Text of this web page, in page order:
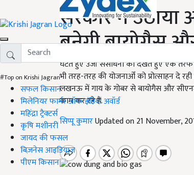
#Top on Krishi Jagran
सफल किसान
मिलेनियर फार्मर ऑफ इंडिया अवॉर्ड
महिंद्रा ट्रैक्टर्स
कृषि मशीनरी
जायद की फसल
बिज़नेस आइडियाज
पीएम किसान
सरकार ने
बनेगी बायोगैस
घटते हुए उर्जा संसाधनों को देखते हुए एक तरफ
भी तरह-तरह की योजनाओँ को प्रोत्साहन दे
लखनऊ में गाय के गोबर से बायोगैस और
काम कर रहे हैं.
सिप्पू कुमारUpdated on 21 November,